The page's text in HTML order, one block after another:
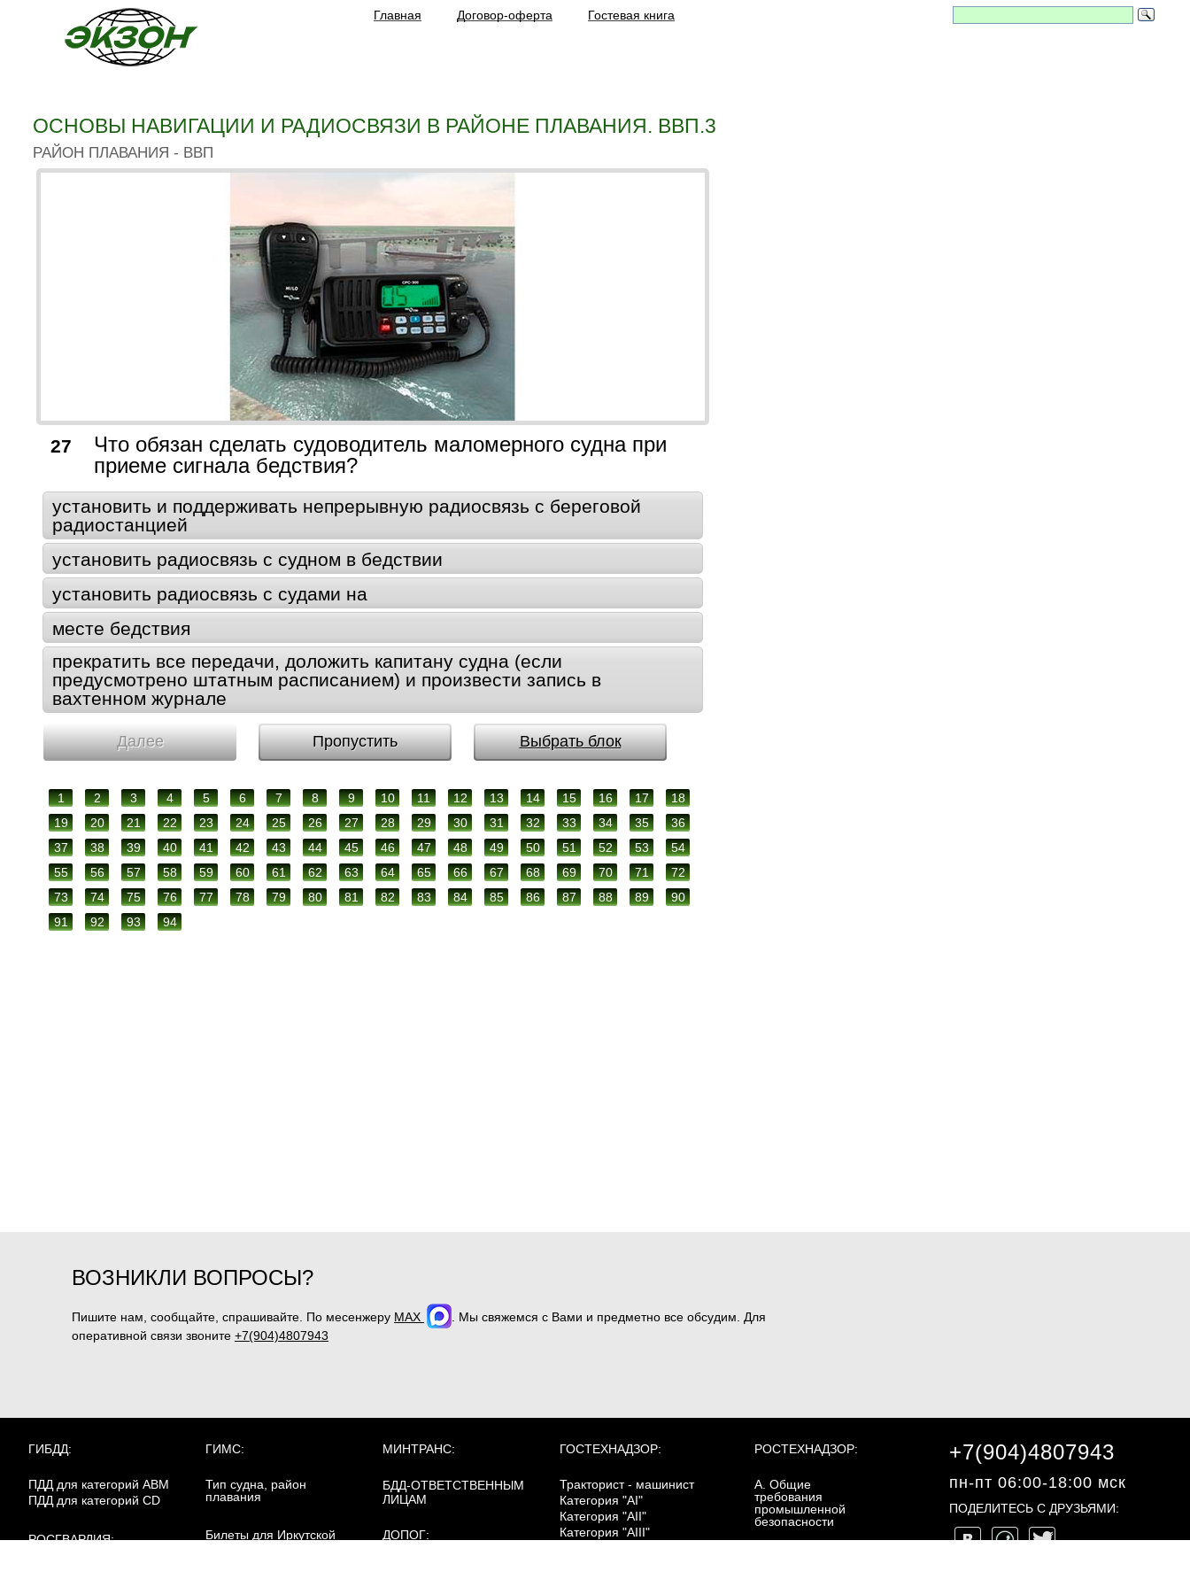
Главная Договор-оферта Гостевая книга
ОСНОВЫ НАВИГАЦИИ И РАДИОСВЯЗИ В РАЙОНЕ ПЛАВАНИЯ. ВВП.3
РАЙОН ПЛАВАНИЯ - ВВП
27
Что обязан сделать судоводитель маломерного судна при
приеме сигнала бедствия?
установить и поддерживать непрерывную радиосвязь с береговой
радиостанцией
установить радиосвязь с судном в бедствии
установить радиосвязь с судами на
месте бедствия
прекратить все передачи, доложить капитану судна (если
предусмотрено штатным расписанием) и произвести запись в
вахтенном журнале
Далее Пропустить Выбрать блок
1 2 3 4 5 6 7 8 9 10 11 12 13 14 15 16 17
18
19
20 21 22 23 24 25 26 27 28 29 30 31 32 33 34 35
36
37
38 39 40 41 42 43 44 45 46 47 48 49 50 51 52 53
54
55
56 57 58 59 60 61 62 63 64 65 66 67 68 69 70 71
72
73
74 75 76 77 78 79 80 81 82 83 84 85 86 87 88 89
90
91
92 93 94
ВОЗНИКЛИ ВОПРОСЫ?
Пишите нам, сообщайте, спрашивайте. По месенжеру MAX
. Мы свяжемся с Вами и предметно все обсудим. Для
оперативной связи звоните +7(904)4807943
ГИБДД:
ПДД для категорий ABM
ПДД для категорий CD
РОСГВАРДИЯ:
ГИМС:
Тип судна, район
плавания
Билеты для Иркутской
МИНТРАНС:
БДД-ОТВЕТСТВЕННЫМ
ЛИЦАМ
ДОПОГ:
ГОСТЕХНАДЗОР:
Тракторист - машинист
Категория "AI"
Категория "AII"
Категория "AIII"
РОСТЕХНАДЗОР:
А. Общие
требования
промышленной
безопасности
+7(904)4807943
пн-пт 06:00-18:00 мск
ПОДЕЛИТЕСЬ С ДРУЗЬЯМИ: